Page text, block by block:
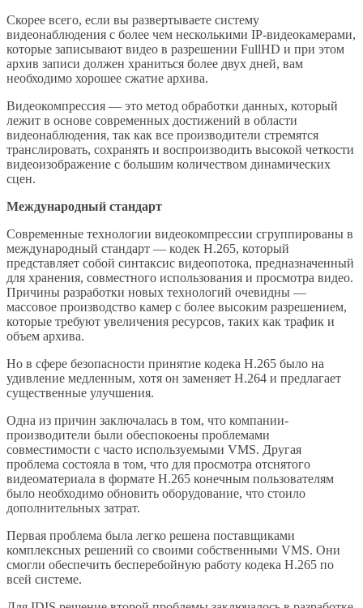
Скорее всего, если вы развертываете систему
видеонаблюдения с более чем несколькими IP-видеокамерами,
которые записывают видео в разрешении FullHD и при этом
архив записи должен храниться более двух дней, вам
необходимо хорошее сжатие архива.
Видеокомпрессия — это метод обработки данных, который
лежит в основе современных достижений в области
видеонаблюдения, так как все производители стремятся
транслировать, сохранять и воспроизводить высокой четкости
видеоизображение с большим количеством динамических
сцен.
Международный стандарт
Современные технологии видеокомпрессии сгруппированы в
международный стандарт — кодек H.265, который
представляет собой синтаксис видеопотока, предназначенный
для хранения, совместного использования и просмотра видео.
Причины разработки новых технологий очевидны —
массовое производство камер с более высоким разрешением,
которые требуют увеличения ресурсов, таких как трафик и
объем архива.
Но в сфере безопасности принятие кодека H.265 было на
удивление медленным, хотя он заменяет H.264 и предлагает
существенные улучшения.
Одна из причин заключалась в том, что компании-
производители были обеспокоены проблемами
совместимости с часто используемыми VMS. Другая
проблема состояла в том, что для просмотра отснятого
видеоматериала в формате H.265 конечным пользователям
было необходимо обновить оборудование, что стоило
дополнительных затрат.
Первая проблема была легко решена поставщиками
комплексных решений со своими собственными VMS. Они
смогли обеспечить бесперебойную работу кодека H.265 по
всей системе.